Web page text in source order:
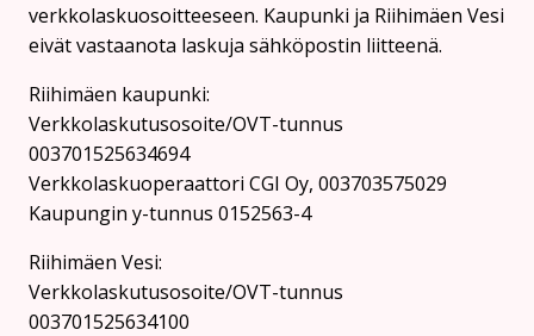
verkkolaskuosoitteeseen. Kaupunki ja Riihimäen Vesi
eivät vastaanota laskuja sähköpostin liitteenä.
Riihimäen kaupunki:
Verkkolaskutusosoite/OVT-tunnus
003701525634694
Verkkolaskuoperaattori CGI Oy, 003703575029
Kaupungin y-tunnus 0152563-4
Rii­hi­mäen Vesi:
Verkkolaskutusosoite/OVT-tunnus
003701525634100